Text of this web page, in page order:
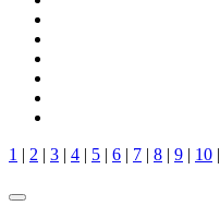
1 | 2 | 3 | 4 | 5 | 6 | 7 | 8 | 9 | 10 |